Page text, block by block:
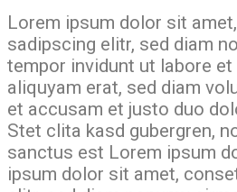
Lorem ipsum dolor sit
sadipscing elitr, sed diam
tempor invidunt ut labore et
aliquyam erat, sed diam
et accusam et justo duo
Stet clita kasd gubergren,
sanctus est Lorem ipsum
ipsum dolor sit amet,